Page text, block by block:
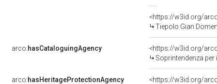
<https://w3id.org/
Tiepolo Gian
arco:hasCataloguingAgency
<https://w3id.org/
Soprintendenza
arco:hasHeritageProtectionAgency
<https://w3id.org/